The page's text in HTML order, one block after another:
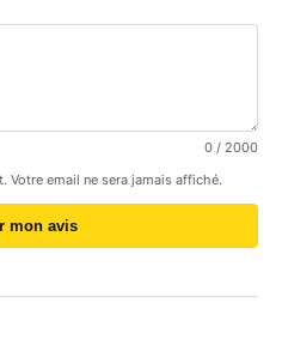
0 / 2000
Votre email ne sera jamais affiché.
mon avis